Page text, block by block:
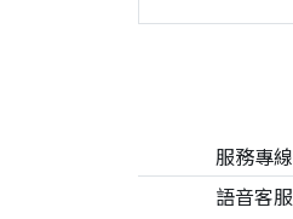
服務專線
語音客服